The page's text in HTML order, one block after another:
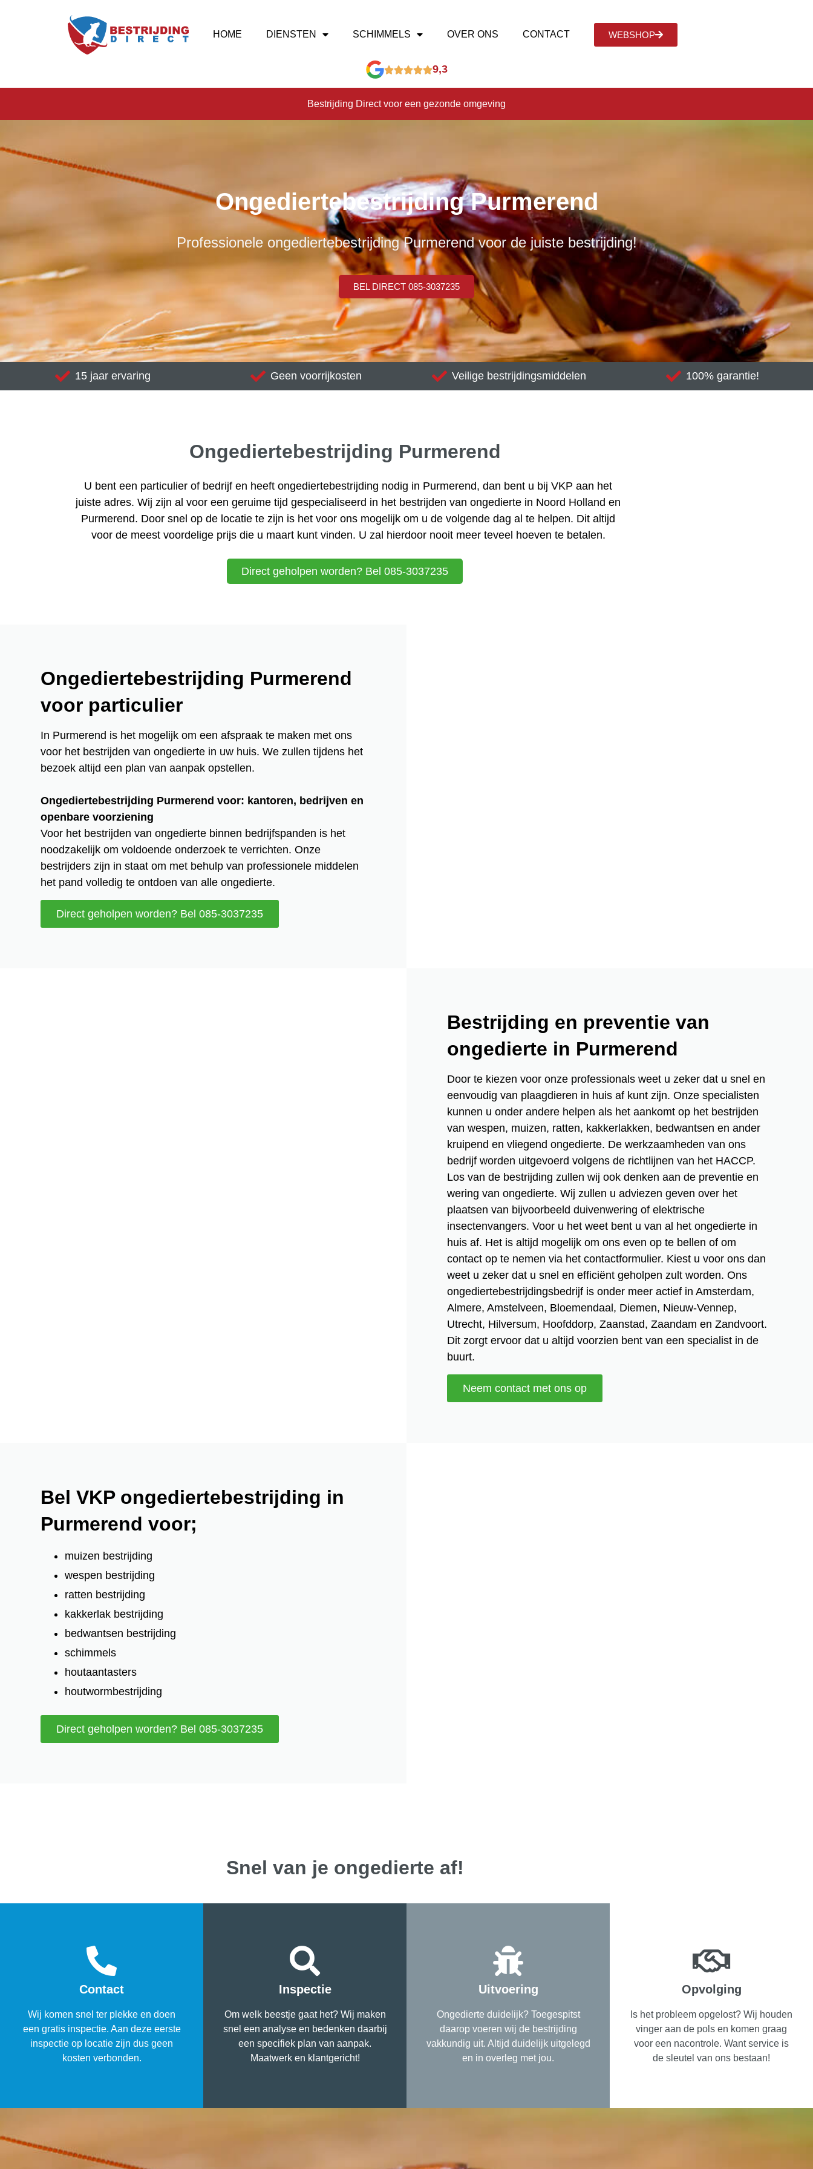
HOME DIENSTEN SCHIMMELS OVER ONS CONTACT WEBSHOP
9,3
Bestrijding Direct voor een gezonde omgeving
Ongediertebestrijding Purmerend
Professionele ongediertebestrijding Purmerend voor de juiste bestrijding!
BEL DIRECT 085-3037235
15 jaar ervaring Geen voorrijkosten Veilige bestrijdingsmiddelen 100% garantie!
Ongediertebestrijding Purmerend
U bent een particulier of bedrijf en heeft ongediertebestrijding nodig in Purmerend, dan bent u bij VKP aan het
juiste adres. Wij zijn al voor een geruime tijd gespecialiseerd in het bestrijden van ongedierte in Noord Holland en
Purmerend. Door snel op de locatie te zijn is het voor ons mogelijk om u de volgende dag al te helpen. Dit altijd
voor de meest voordelige prijs die u maart kunt vinden. U zal hierdoor nooit meer teveel hoeven te betalen.
Direct geholpen worden? Bel 085-3037235
Ongediertebestrijding Purmerend
voor particulier
In Purmerend is het mogelijk om een afspraak te maken met ons
voor het bestrijden van ongedierte in uw huis. We zullen tijdens het
bezoek altijd een plan van aanpak opstellen.
Ongediertebestrijding Purmerend voor: kantoren, bedrijven en
openbare voorziening
Voor het bestrijden van ongedierte binnen bedrijfspanden is het
noodzakelijk om voldoende onderzoek te verrichten. Onze
bestrijders zijn in staat om met behulp van professionele middelen
het pand volledig te ontdoen van alle ongedierte.
Direct geholpen worden? Bel 085-3037235
Bestrijding en preventie van
ongedierte in Purmerend
Door te kiezen voor onze professionals weet u zeker dat u snel en
eenvoudig van plaagdieren in huis af kunt zijn. Onze specialisten
kunnen u onder andere helpen als het aankomt op het bestrijden
van wespen, muizen, ratten, kakkerlakken, bedwantsen en ander
kruipend en vliegend ongedierte. De werkzaamheden van ons
bedrijf worden uitgevoerd volgens de richtlijnen van het HACCP.
Los van de bestrijding zullen wij ook denken aan de preventie en
wering van ongedierte. Wij zullen u adviezen geven over het
plaatsen van bijvoorbeeld duivenwering of elektrische
insectenvangers. Voor u het weet bent u van al het ongedierte in
huis af. Het is altijd mogelijk om ons even op te bellen of om
contact op te nemen via het contactformulier. Kiest u voor ons dan
weet u zeker dat u snel en efficiënt geholpen zult worden. Ons
ongediertebestrijdingsbedrijf is onder meer actief in Amsterdam,
Almere, Amstelveen, Bloemendaal, Diemen, Nieuw-Vennep,
Utrecht, Hilversum, Hoofddorp, Zaanstad, Zaandam en Zandvoort.
Dit zorgt ervoor dat u altijd voorzien bent van een specialist in de
buurt.
Neem contact met ons op
Bel VKP ongediertebestrijding in
Purmerend voor;
muizen bestrijding
wespen bestrijding
ratten bestrijding
kakkerlak bestrijding
bedwantsen bestrijding
schimmels
houtaantasters
houtwormbestrijding
Direct geholpen worden? Bel 085-3037235
Snel van je ongedierte af!
Contact
Wij komen snel ter plekke en doen
een gratis inspectie. Aan deze eerste
inspectie op locatie zijn dus geen
kosten verbonden.
Inspectie
Om welk beestje gaat het? Wij maken
snel een analyse en bedenken daarbij
een specifiek plan van aanpak.
Maatwerk en klantgericht!
Uitvoering
Ongedierte duidelijk? Toegespitst
daarop voeren wij de bestrijding
vakkundig uit. Altijd duidelijk uitgelegd
en in overleg met jou.
Opvolging
Is het probleem opgelost? Wij houden
vinger aan de pols en komen graag
voor een nacontrole. Want service is
de sleutel van ons bestaan!